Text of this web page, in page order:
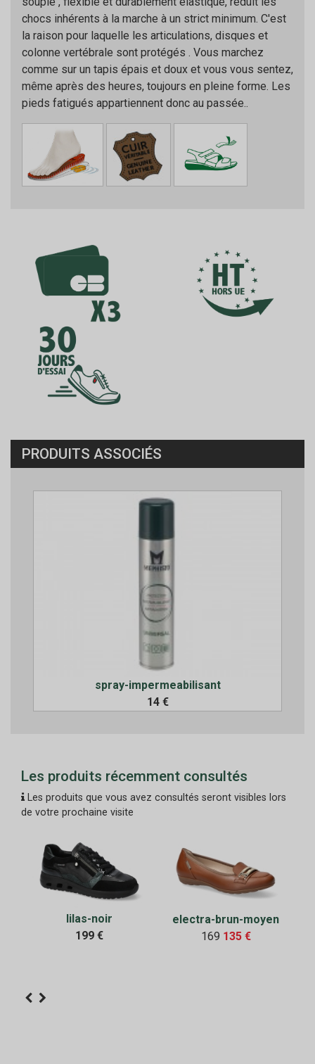
chocs inhérents à la marche à un strict minimum. C'est
la raison pour laquelle les articulations, disques et
colonne vertébrale sont protégés . Vous marchez
comme sur un tapis épais et doux et vous vous sentez,
même après des heures, toujours en pleine forme. Les
pieds fatigués appartiennent donc au passée..
PRODUITS ASSOCIÉS
spray-impermeabilisant
14 €
Les produits récemment consultés
Les produits que vous avez consultés seront visibles lors
de votre prochaine visite
lilas-noir
199 €
electra-brun-moyen
169 135 €